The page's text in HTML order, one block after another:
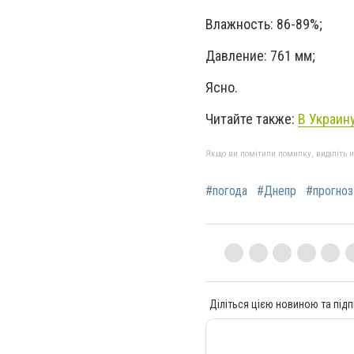
Влажность: 86-89%;
Давление: 761 мм;
Ясно.
Читайте также: В
Якщо ви помітили помилку, виділіть
#погода #Днепр #прогноз
Діліться цією новиною та